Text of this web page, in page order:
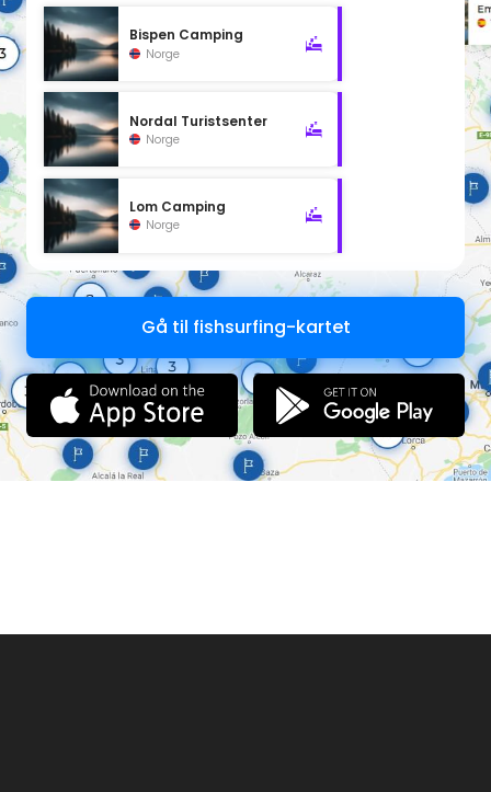
Bispen Camping
Norge
Nordal Turistsenter
Norge
Lom Camping
Norge
Gå til fishsurfing-kartet